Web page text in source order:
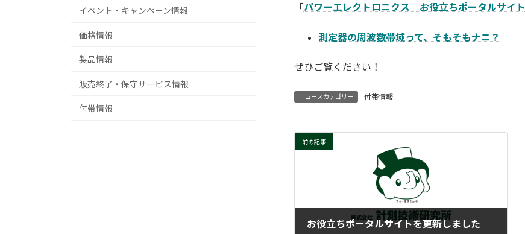
新
時
:
「パワーエレクトロニクス お役立ちポータルサイト
測定器の周波数帯域って、そもそもナニ？
ぜひご覧ください！
ニュースカテゴリー 付帯情報
前の記事
お役立ちポータルサイトを更新しました
イベント・キャンペーン情報
価格情報
製品情報
販売終了・保守サービス情報
付帯情報